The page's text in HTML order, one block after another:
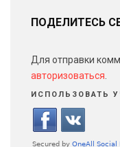
ПОДЕЛИТЕСЬ
Для отправки
авторизоваться
ИСПОЛЬЗОВАТЬ